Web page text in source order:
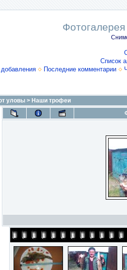
Список
Последние комментарии
уловы > Наши трофеи